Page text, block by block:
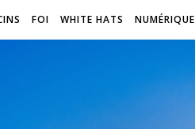
FOI WHITE HATS NUMÉRIQUE